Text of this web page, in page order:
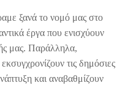
ξανά το νομό μας στο
έργα που ενισχύουν
μας. Παράλληλα,
τις δημόσιες
και αναβαθμίζουν